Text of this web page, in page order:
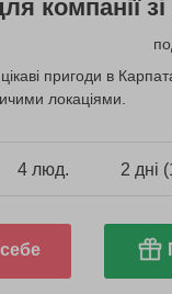
компанії
пригоди в
локаціями.
4 люд. 2 дні